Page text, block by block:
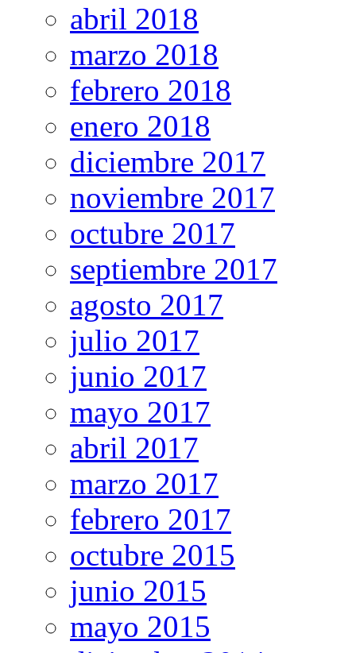
abril 2018
marzo 2018
febrero 2018
enero 2018
diciembre 2017
noviembre 2017
octubre 2017
septiembre 2017
agosto 2017
julio 2017
junio 2017
mayo 2017
abril 2017
marzo 2017
febrero 2017
octubre 2015
junio 2015
mayo 2015